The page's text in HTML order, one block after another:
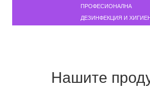
ПРОФЕСИОНАЛНА
ДЕЗИНФЕКЦИЯ И
Нашите